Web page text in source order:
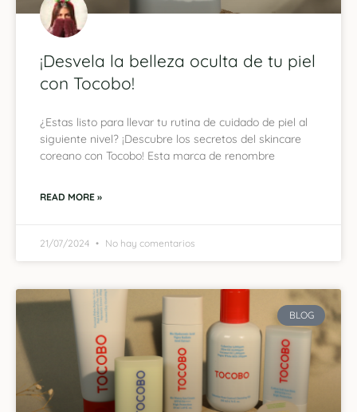
¡Desvela la belleza oculta de tu piel
con Tocobo!
¿Estas listo para llevar tu rutina de cuidado de piel al
siguiente nivel? ¡Descubre los secretos del skincare
coreano con Tocobo! Esta marca de renombre
READ MORE »
21/07/2024 No hay comentarios
BLOG